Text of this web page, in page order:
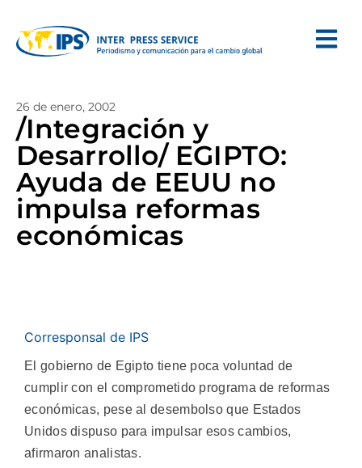
26 de enero, 2002
/Integración y
Desarrollo/ EGIPTO:
Ayuda de EEUU no
impulsa reformas
económicas
Corresponsal de IPS
El gobierno de Egipto tiene poca voluntad de
cumplir con el comprometido programa de reformas
económicas, pese al desembolso que Estados
Unidos dispuso para impulsar esos cambios,
afirmaron analistas.